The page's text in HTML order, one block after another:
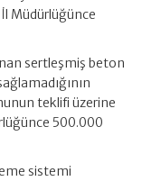
Müdürlüğünce
sertleşmiş beton
teklifi üzerine
500.000
sistemi